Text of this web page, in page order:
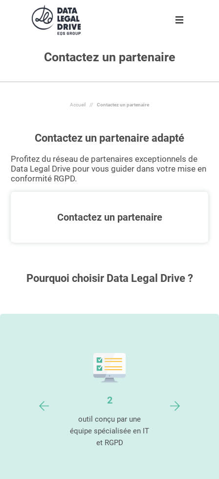
Solutions
Solutions
DLD RGPD
DLD par taille d'entreprise
Clients
Partenaires
Trouver un partenaire
Devenir partenaire
Ressources
Agenda
Nouveau
Espace presse
Dossiers
Outils
L'entreprise
L'entreprise
A propos
Nos engagements
Essayer le logiciel
Contactez un partenaire
Accueil // Contactez un partenaire
Contactez un partenaire adapté
Profitez du réseau de partenaires exceptionnels de
Data Legal Drive pour vous guider dans votre mise en
conformité RGPD.
Contactez un partenaire
Pourquoi choisir Data Legal Drive ?
2
outil conçu par une
équipe spécialisée en IT
et RGPD